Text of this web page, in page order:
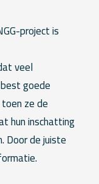
project is
veel
goede
ze de
hun inschatting
Door de juiste